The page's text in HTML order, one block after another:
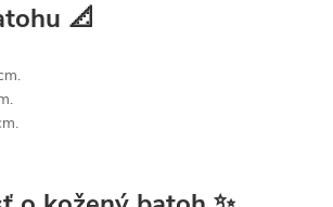
📐